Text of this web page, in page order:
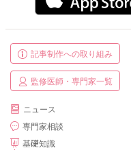
記事制作への取り組み
監修医師・専門家一覧
ニュース
専門家相談
基礎知識